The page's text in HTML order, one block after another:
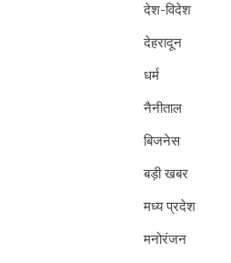
देश-विदेश
देहरादून
धर्म
नैनीताल
बिजनेस
बड़ी खबर
मध्य प्रदेश
मनोरंजन